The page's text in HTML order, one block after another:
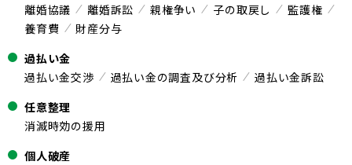
離婚協議
離婚訴訟 親権争い 子の取戻し
監護権
養育費
財産分与
過払い金
過払い金交渉
過払い金の調査及び分析
過払い金訴訟
任意整理
消滅時効の援用
個人破産